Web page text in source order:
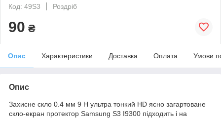
Код: 49S3
Роздріб
90 ₴
Опис Характеристики Доставка Оплата Умови
Опис
Захисне скло 0.4 мм 9 H ультра тонкий HD ясно загартоване
скло-екран протектор Samsung S3 I9300 підходить і на